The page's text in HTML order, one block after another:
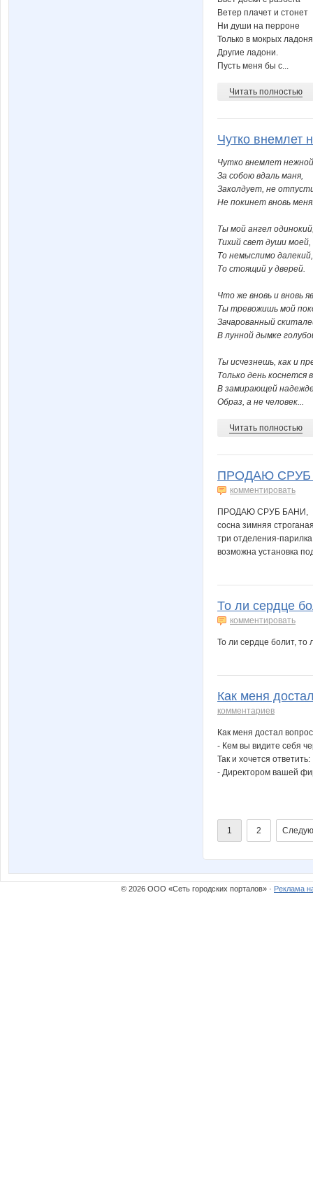
Ветер плачет и стонет
Ни души на перроне
Только в мокрых
Другие ладони.
Пусть меня бы с...
Читать полностью
Чутко внемлет
Чутко внемлет
За собою вдаль маня,
Заколдует, не
Не покинет вновь
Ты мой ангел
Тихий свет души моей,
То немыслимо далекий,
То стоящий у дверей.
Что же вновь и вновь
Ты тревожишь мой
Зачарованный
В лунной дымке
Ты исчезнешь, как и
Только день коснется
В замирающей
Образ, а не человек...
Читать полностью
ПРОДАЮ СРУБ
комментировать
ПРОДАЮ СРУБ БАНИ,
сосна зимняя
три отделения-
возможна установка
То ли сердце
комментировать
То ли сердце болит, то
Как меня
комментариев
Как меня достал
- Кем вы видите себя
Так и хочется ответить:
- Директором вашей
1 2
© 2026 ООО «Сеть городских порталов» · Реклама